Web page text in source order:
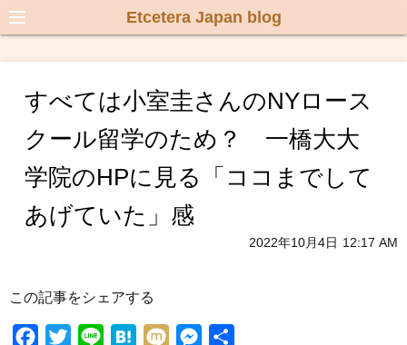
Etcetera Japan blog
すべては小室圭さんのNYロース
クール留学のため？ 一橋大大
学院のHPに見る「ココまでして
あげていた」感
2022年10月4日 12:17 AM
この記事をシェアする
H
M